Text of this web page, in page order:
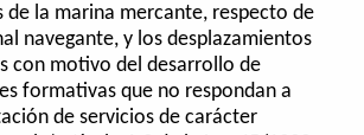
de la marina mercante, respecto de
navegante, y los desplazamientos
con motivo del desarrollo de
formativas que no respondan a
de servicios de carácter